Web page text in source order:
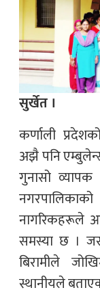
सुर्खेत ।
कर्णाली
अझै पनि
गुनासो
नागरिकहरूले
समस्या छ ।
बिरामीले
स्थानीयले